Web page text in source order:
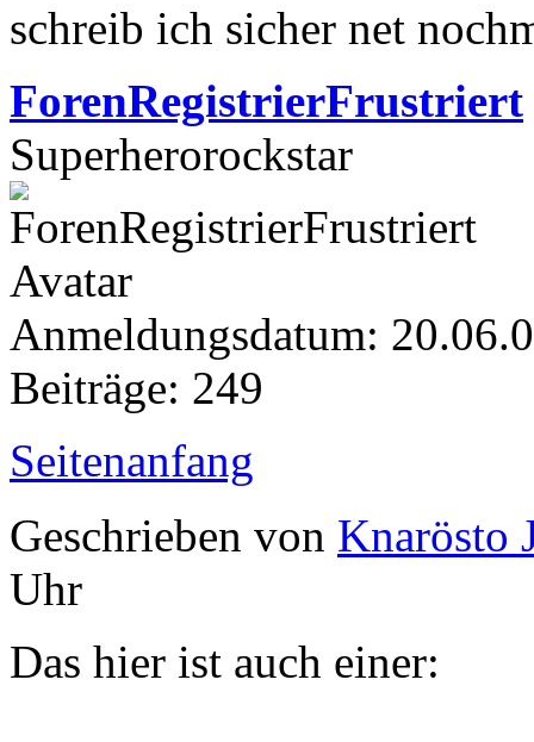
schreib ich sicher net
ForenRegistrierFrustriert
Superherorockstar
Anmeldungsdatum:
Beiträge: 249
Seitenanfang
Geschrieben von Knarösto
Uhr
Das hier ist auch einer: